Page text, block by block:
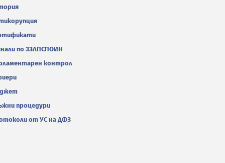
по ЗЗЛПСПОИН
контрол
процедури
от УС на ДФЗ